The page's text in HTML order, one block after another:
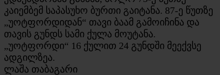
კაიემბემ საპასუხო ბურთი გაიტანა. 87-ე წუთზე
„უოტფორდიდან“ თავი ბაამ გამოიჩინა და
თავის გუნდს სამი ქულა მოუტანა.
„უოტფორდი“ 16 ქულით 24 გუნდში მეექვსე
ადგილზეა.
ლაშა თაბაგარი